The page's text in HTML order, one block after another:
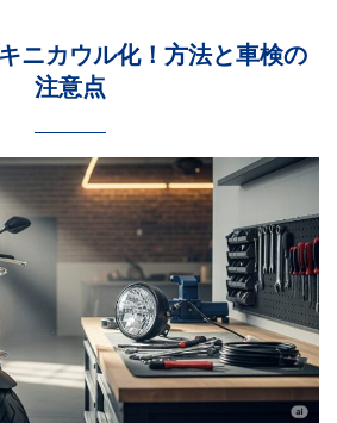
ニカウル化！方法と車検の
注意点